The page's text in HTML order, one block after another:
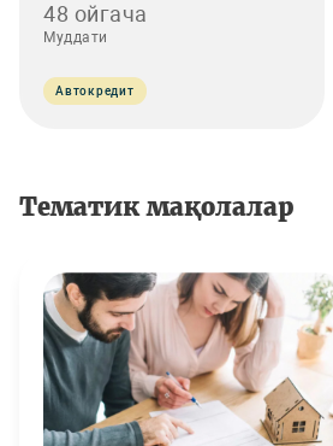
48 oйгача
Муддати
Автокредит
Тематик мақолалар